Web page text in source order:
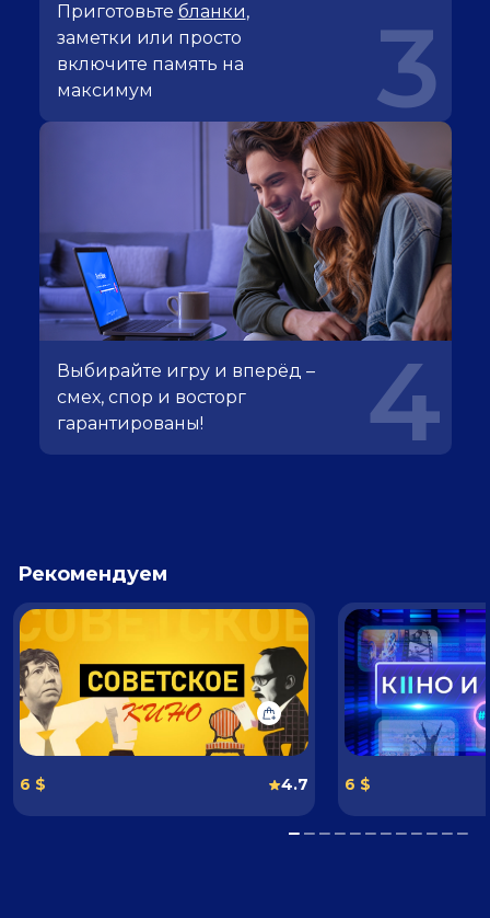
Приготовьте бланки,
заметки или просто
включите память на
максимум
3
Выбирайте игру и вперёд –
смех, спор и восторг
гарантированы!
4
Рекомендуем
6 $ 4.7 6 $